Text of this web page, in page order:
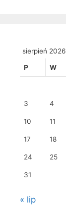
sierpień 2026
P W
3 4
10 11
17 18
24 25
31
« lip